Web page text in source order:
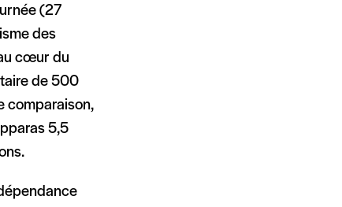
(27
des
cœur du
de 500
comparaison,
5,5